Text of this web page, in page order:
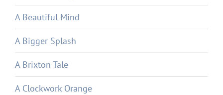
A Beautiful Mind
A Bigger Splash
A Brixton Tale
A Clockwork Orange